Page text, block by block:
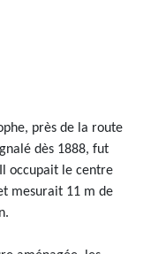
près de la route
dès 1888, fut
occupait le centre
mesurait 11 m de